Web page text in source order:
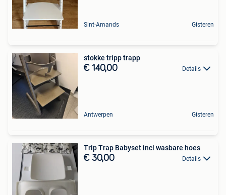
Sint-Amands Gisteren
stokke tripp trapp
€ 140,00 Details
Antwerpen Gisteren
Trip Trap Babyset incl wasbare hoes
€ 30,00 Details